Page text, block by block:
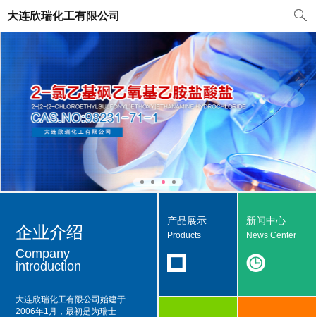
大连欣瑞化工有限公司
企业介绍
Company
introduction
大连欣瑞化工有限公司始建于
2006年1月，最初是为瑞士
产品展示
Products
新闻中心
News Center